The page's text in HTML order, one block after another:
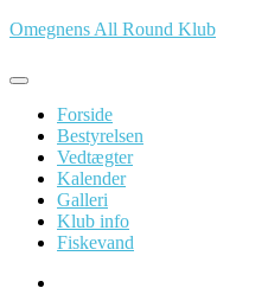
Spring
Omegnens All Round Klub
Forside
Bestyrelsen
Vedtægter
Kalender
Galleri
Klub info
Fiskevand